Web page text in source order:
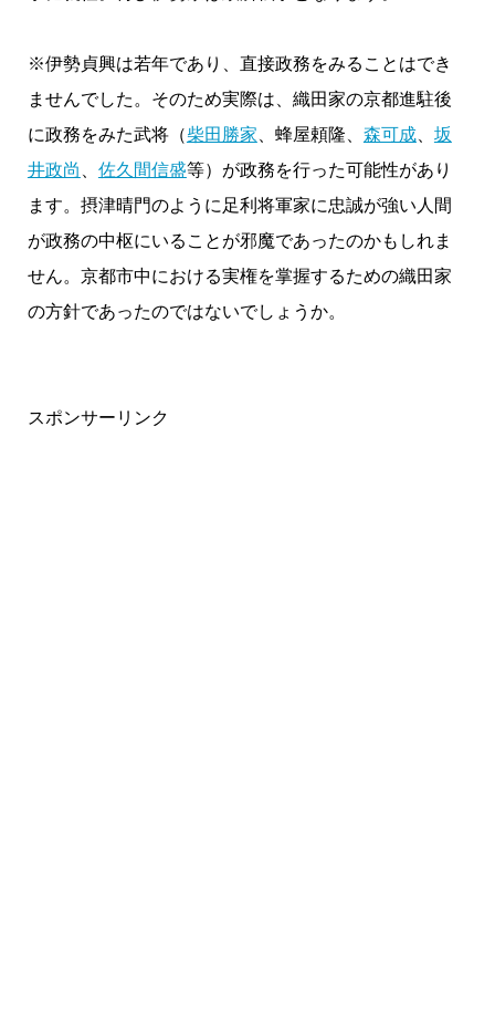
※伊勢貞興は若年であり、直接政務をみることはでき
ませんでした。そのため実際は、織田家の京都進駐後
に政務をみた武将（柴田勝家 、蜂屋頼隆、 森可成、 坂
井政尚
佐久間信盛等）が政務を行った可能性があり
ます。摂津晴門のように足利将軍家に忠誠が強い人間
が政務の中枢にいることが邪魔であったのかもしれま
せん。京都市中における実権を掌握するための織田家
の方針であったのではないでしょうか。
スポンサーリンク